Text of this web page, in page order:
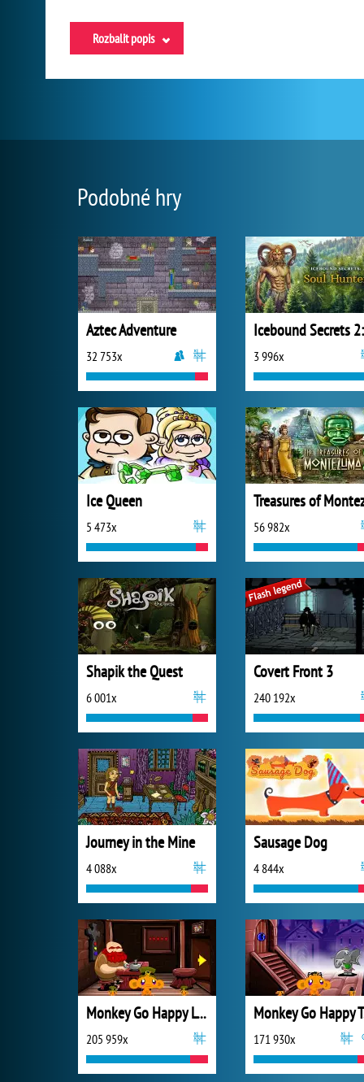
Rozbalit popis
Podobné hry
Aztec Adventure
32 753x 3 996x
Ice Queen
5 473x 56 982x
Shapik the Quest
6 001x
Covert Front 3
240 192x
Journey in the Mine
4 088x
Sausage Dog
4 844x
Monkey Go Happy Leprechauns
205 959x 171 930x